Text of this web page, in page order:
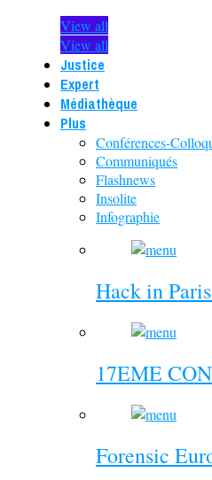
View all
View all
Justice
Expert
Médiathèque
Plus
Conférences-
Communiqués
Flashnews
Insolite
Infographie
Hack in
17EME
Forensic